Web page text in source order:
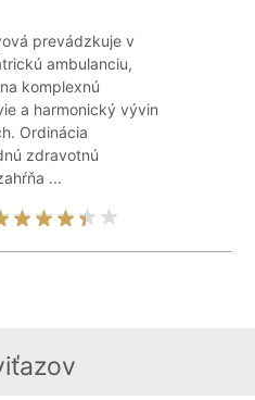
prevádzkuje v
ambulanciu,
komplexnú
a harmonický vývin
Ordinácia
zdravotnú
...